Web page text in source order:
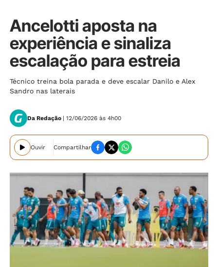
Ancelotti aposta na
experiência e sinaliza
escalação para estreia
Técnico treina bola parada e deve escalar Danilo e Alex
Sandro nas laterais
Da Redação | 12/06/2026 às 4h00
Ouvir Compartilhar